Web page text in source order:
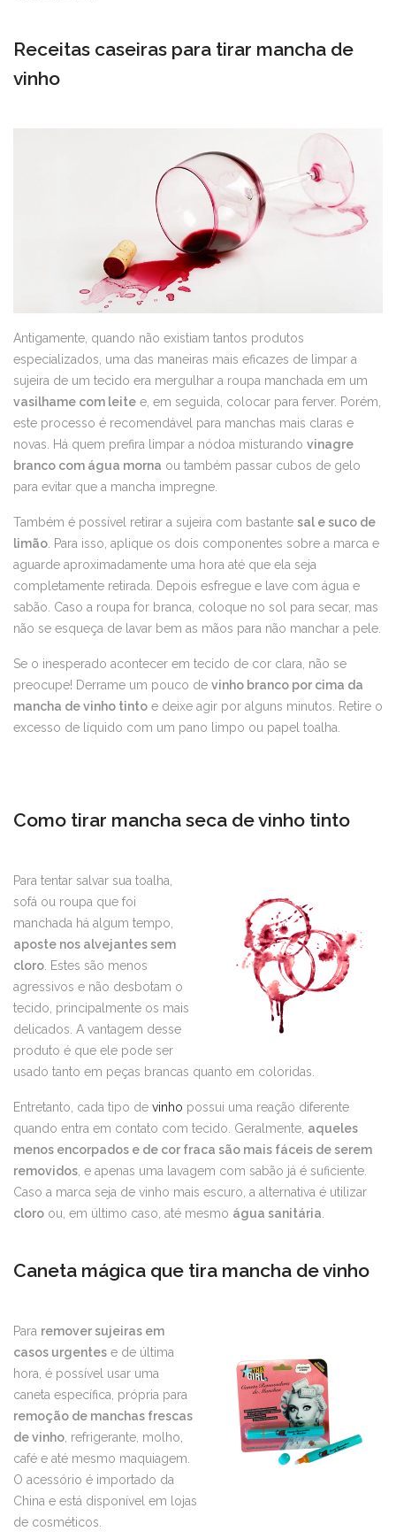
Receitas caseiras para tirar mancha de
vinho
Antigamente, quando não existiam tantos produtos
especializados, uma das maneiras mais eficazes de limpar a
sujeira de um tecido era mergulhar a roupa manchada em um
vasilhame com leite e, em seguida, colocar para ferver. Porém,
este processo é recomendável para manchas mais claras e
novas. Há quem prefira limpar a nódoa misturando vinagre
branco com água morna ou também passar cubos de gelo
para evitar que a mancha impregne.
Também é possível retirar a sujeira com bastante sal e suco de
limão . Para isso, aplique os dois componentes sobre a marca e
aguarde aproximadamente uma hora até que ela seja
completamente retirada. Depois esfregue e lave com água e
sabão. Caso a roupa for branca, coloque no sol para secar, mas
não se esqueça de lavar bem as mãos para não manchar a pele.
Se o inesperado acontecer em tecido de cor clara, não se
preocupe! Derrame um pouco de vinho branco por cima da
mancha de vinho tinto e deixe agir por alguns minutos. Retire o
excesso de líquido com um pano limpo ou papel toalha.
Como tirar mancha seca de vinho tinto
Para tentar salvar sua toalha,
sofá ou roupa que foi
manchada há algum tempo,
aposte nos alvejantes sem
cloro . Estes são menos
agressivos e não desbotam o
tecido, principalmente os mais
delicados. A vantagem desse
produto é que ele pode ser
usado tanto em peças brancas quanto em coloridas.
Entretanto, cada tipo de vinho possui uma reação diferente
quando entra em contato com tecido. Geralmente, aqueles
menos encorpados e de cor fraca são mais fáceis de serem
removidos , e apenas uma lavagem com sabão já é suficiente.
Caso a marca seja de vinho mais escuro, a alternativa é utilizar
cloro ou, em último caso, até mesmo água sanitária
Caneta mágica que tira mancha de vinho
Para remover sujeiras em
casos urgentes e de última
hora, é possível usar uma
caneta específica, própria para
remoção de manchas frescas
de vinho , refrigerante, molho,
café e até mesmo maquiagem.
O acessório é importado da
China e está disponível em lojas
de cosméticos.